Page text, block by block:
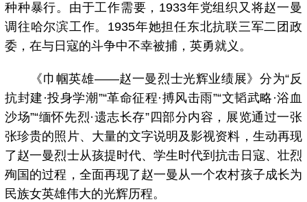
种种暴行。由于工作需要，1933年党组织又将赵一曼
调往哈尔滨工作。1935年她担任东北抗联三军二团政
委，在与日寇的斗争中不幸被捕，英勇就义。
《巾帼英雄——赵一曼烈士光辉业绩展》分为“反
抗封建·投身学潮”“革命征程·搏风击雨”“文韬武略·浴血
沙场”“缅怀先烈·遗志长存”四部分内容，展览通过一张
张珍贵的照片、大量的文字说明及影视资料，生动再现
了赵一曼烈士从孩提时代、学生时代到抗击日寇、壮烈
殉国的过程，全面再现了赵一曼从一个农村孩子成长为
民族女英雄伟大的光辉历程。